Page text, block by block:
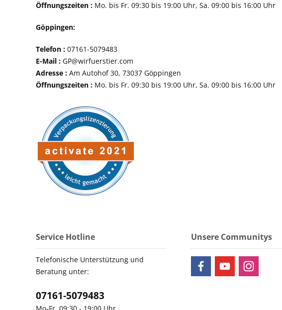
Öffnungszeiten : Mo. bis Fr. 09:30 bis 19:00 Uhr, Sa. 09:00 bis 16:00 Uhr
Göppingen:
Telefon : 07161-
E-Mail : GP@wirfuerstier.com
Adresse : Am Autohof 30, 73037 Göppingen
Öffnungszeiten : Mo. bis Fr. 09:30 bis 19:00 Uhr, Sa. 09:00 bis 16:00 Uhr
Service Hotline
Telefonische Unterstützung und
Beratung unter:
07161-5079483
Unsere Communitys